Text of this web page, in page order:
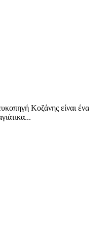
Κοζάνης είναι ένα